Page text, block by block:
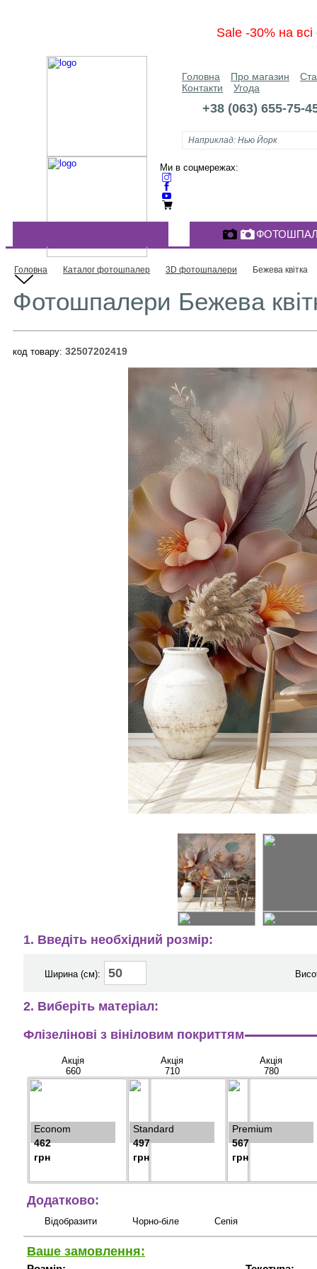
Sale -30% на
Головна Про магазин
Контакти
Угода
+38 (063) 655-75-
Ми в соцмережах:
КАТАЛОГ ФОТОШПАЛЕР
Головна Каталог фотошпалер 3D фотошпалери Бежева квітка
Фотошпалери Бежева
код товару: 32507202419
1. Введіть необхідний розмір:
Ширина (см):
2. Виберіть матеріал:
Флізелінові з вініловим покриттям
Акція
660
Econom
462
грн
Акція
710
Standard
497
грн
Акція
780
Premium
567
грн
Додатково:
Відобразити Чорно-біле Сепія
Ваше замовлення: